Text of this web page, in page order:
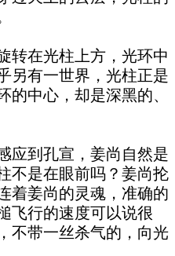
光柱上方，光环中
另有一世界，光柱正是
的中心，却是深黑的、
孔宣，姜尚自然是
不是在眼前吗？姜尚抡
着姜尚的灵魂，准确的
飞行的速度可以说很
不带一丝杀气的，向光